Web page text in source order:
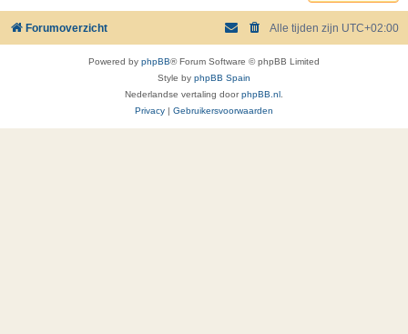
Forumoverzicht Alle tijden zijn UTC+02:00
Powered by phpBB® Forum Software © phpBB Limited
Style by phpBB Spain
Nederlandse vertaling doorphpBB.nl .
Privacy
Gebruikersvoorwaarden